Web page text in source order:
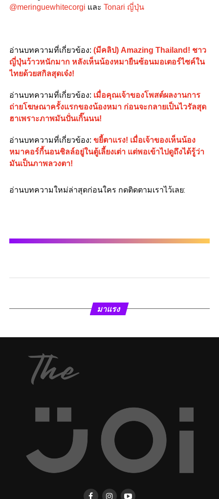
@meringuewhitecorgi และ Tonari ญี่ปุ่น
อ่านบทความที่เกี่ยวข้อง: (มีคลิป) Amazing Thailand! ชาว
ญี่ปุ่นว้าวหนักมาก หลังเห็นน้องหมายืนซ้อนมอเตอร์ไซค์ใน
ไทยด้วยสกิลสุดเจ๋ง!
อ่านบทความที่เกี่ยวข้อง: เมื่อคุณเจ้าของโพสต์ผลงานการ
ถ่ายโฆษณาครั้งแรกของน้องหมา ก่อนจะกลายเป็นไวรัลสุด
ฮาเพราะภาพมันปั่นเกิ๊นนน!
อ่านบทความที่เกี่ยวข้อง: ขยี้ตาแรง! เมื่อเจ้าของเห็นน้อง
หมาคอร์กี้นอนชิลล์อยู่ในตู้เลี้ยงเต่า แต่พอเข้าไปดูถึงได้รู้ว่า
มันเป็นภาพลวงตา!
อ่านบทความใหม่ล่าสุดก่อนใคร กดติดตามเราไว้เลย:
มาแรง